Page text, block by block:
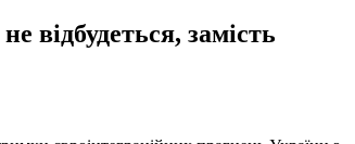
відбудеться, замість